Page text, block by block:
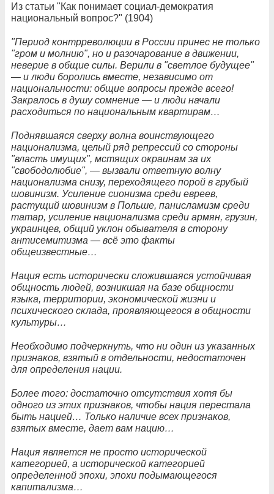
Из статьи "Как понимает социал-демократия
национальный вопрос?" (1904)
"Период контрреволюции в России принес не только
"гром и молнию", но и разочарование в движении,
неверие в общие силы. Верили в "светлое будущее"
— и люди боролись вместе, независимо от
национальности: общие вопросы прежде всего!
Закралось в душу сомнение — и люди начали
расходиться по национальным квартирам…
Поднявшаяся сверху волна воинствующего
национализма, целый ряд репрессий со стороны
"власть имущих", мстящих окраинам за их
"свободолюбие", — вызвали ответную волну
национализма снизу, переходящего порой в грубый
шовинизм. Усиление сионизма среди евреев,
растущий шовинизм в Польше, панисламизм среди
татар, усиление национализма среди армян, грузин,
украинцев, общий уклон обывателя в сторону
антисемитизма — всё это факты
общеизвестные…
Нация есть исторически сложившаяся устойчивая
общность людей, возникшая на базе общности
языка, территории, экономической жизни и
психического склада, проявляющегося в общности
культуры…
Необходимо подчеркнуть, что ни один из указанных
признаков, взятый в отдельности, недостаточен
для определения нации.
Более того: достаточно отсутствия хотя бы
одного из этих признаков, чтобы нация перестала
быть нацией… Только наличие всех признаков,
взятых вместе, дает вам нацию…
Нация является не просто исторической
категорией, а исторической категорией
определенной эпохи, эпохи подымающегося
капитализма…